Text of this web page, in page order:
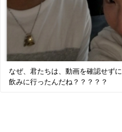
なぜ、君たちは、動画を確認せずに
飲みに行ったんだね？？？？？